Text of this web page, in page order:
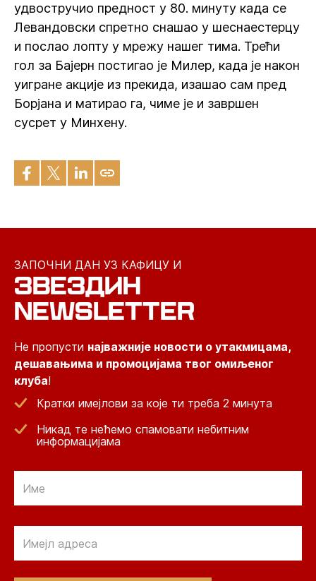
удвостручио предност у 80. минуту када се
Левандовски спретно снашао у шеснаестерцу
и послао лопту у мрежу нашег тима. Трећи
гол за Бајерн постигао је Милер, када је након
уигране акције из прекида, изашао сам пред
Борјана и матирао га, чиме је и завршен
сусрет у Минхену.
ЗАПОЧНИ ДАН УЗ КАФИЦУ И
ЗВЕЗДИН
NEWSLETTER
Не пропусти најважније новости о утакмицама,
дешавањима и промоцијама твог омиљеног
клуба!
Кратки имејлови за које ти треба 2 минута
Никад те нећемо спамовати небитним
информацијама